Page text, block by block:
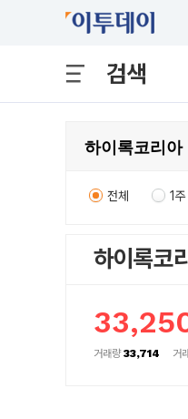
검색
전체 1주
하이록코
거래량33,714 거